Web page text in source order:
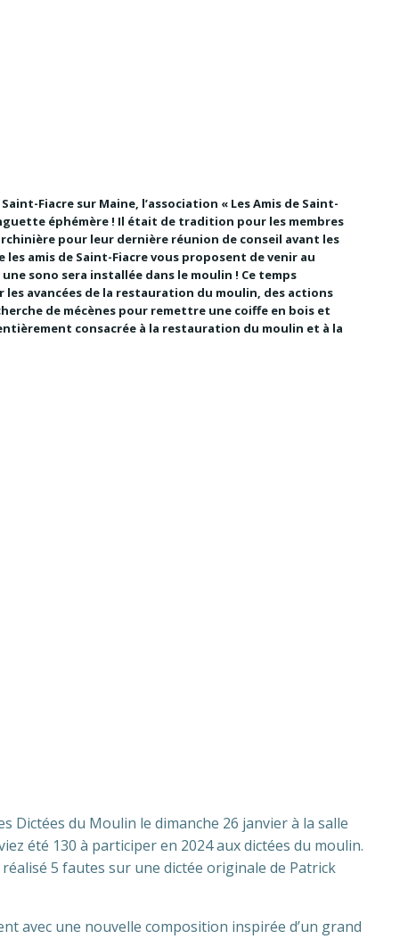
Fiacre sur Maine, l’association « Les Amis de Saint-
éphémère ! Il était de tradition pour les membres
pour leur dernière réunion de conseil avant les
amis de Saint-Fiacre vous proposent de venir au
sono sera installée dans le moulin ! Ce temps
avancées de la restauration du moulin, des actions
de mécènes pour remettre une coiffe en bois et
consacrée à la restauration du moulin et à la
Dictées du Moulin le dimanche 26 janvier à la salle
été 130 à participer en 2024 aux dictées du moulin.
5 fautes sur une dictée originale de Patrick
avec une nouvelle composition inspirée d’un grand